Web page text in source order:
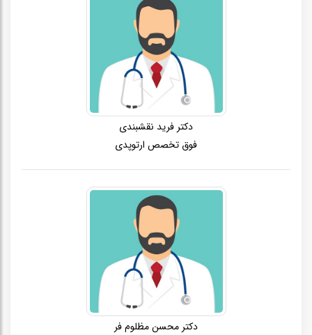
دکتر فرید نقشبندی
فوق تخصص ارتوپدی
دکتر محسن مظلوم فر